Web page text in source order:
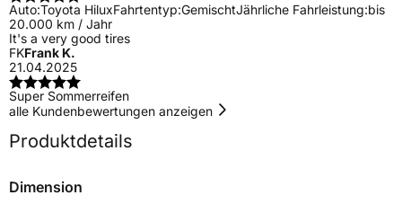
Auto:Toyota HiluxFahrtentyp:GemischtJährliche Fahrleistung:bis
20.000 km / Jahr
It's a very good tires
FKFrank K.
21.04.2025
Super Sommerreifen
alle Kundenbewertungen anzeigen
Produktdetails
Dimension